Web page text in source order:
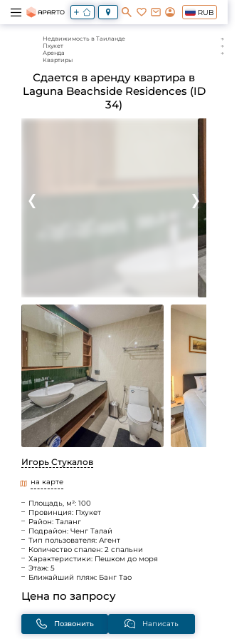
RUB
Недвижимость в Таиланде
Пхукет
Аренда
Квартиры
Сдается в аренду квартира в
Laguna Beachside Residences (ID
34)
Игорь Стукалов
на карте
Площадь, м²: 100
Провинция: Пхукет
Район: Таланг
Подрайон: Ченг Талай
Тип пользователя: Агент
Количество спален: 2 спальни
Характеристики: Пешком до моря
Этаж: 5
Ближайший пляж: Банг Тао
Цена по запросу
Позвонить Написать